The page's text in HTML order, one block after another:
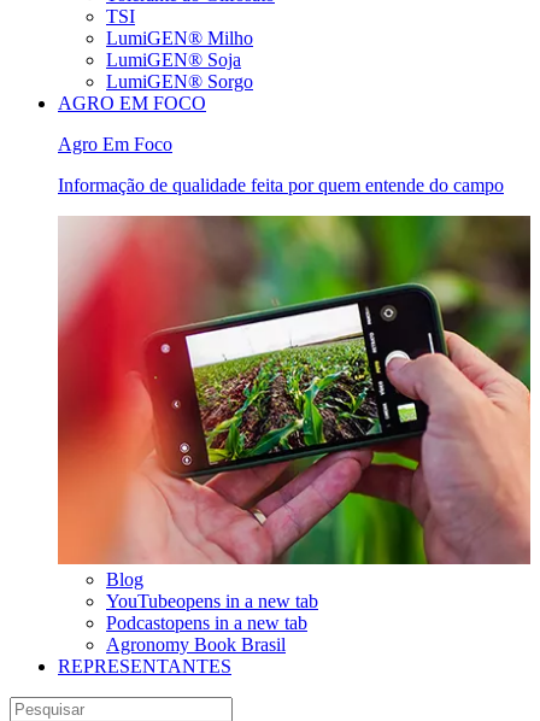
TSI
LumiGEN® Milho
LumiGEN® Soja
LumiGEN® Sorgo
AGRO EM FOCO
Agro Em Foco
Informação de qualidade feita por quem entende do campo
Blog
YouTubeopens in a new tab
Podcastopens in a new tab
Agronomy Book Brasil
REPRESENTANTES